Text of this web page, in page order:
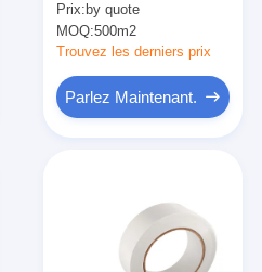
bande électrique
ignifuge d'isolation
résistant à la chaleur
Prix: by quote
MOQ:500m2
Trouvez les derniers prix
Parlez Maintenant.